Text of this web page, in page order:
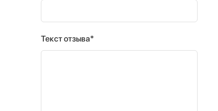
Текст отзыва*